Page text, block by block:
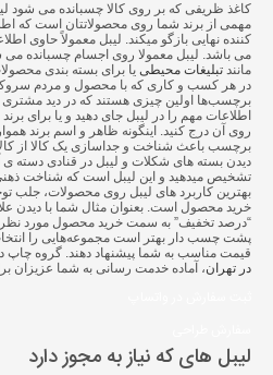
کاغذ ظریفی که بر روی کالا چسبانده می شود
مهمی از برند شما روی محصولاتتان است که
کننده نهایی بازگو میکند. لیبل معمولاً حاوی
می‌ باشد. لیبل معمولا روی اجسام چسبانده می‌
مانند تبلیغات محیطی یا برای بسته بندی
در هر کسب و کاری که با محصول و مردم
برچسب‌ها اولین چیزی هستند که در دید مشتری
اطلاعات مهم را در لیبل جای دهید و یا برای
روی آن درج کنید. اینگونه ظاهر و اسم برند
برچسب باعث شناخت و جداسازی یک کالا از
دیدن بسته های شکلات و لیبل در قنادی دسته
تشخیص میدهید و این لیبل است که شناخت
بهترین کاربرد های لیبل روی محصولات، جلب
خرید محصول است. بعنوان مثال شما با دیدن
“درصد تخفیف” به سمت خرید محصول مورد نظر
پشت چسب دار بهتر است مجموعه‌هایی را
قیمت مناسب به شما پیشنهاد دهند. گروه چاپ
در تهران، آماده خدمت رسانی به شما عزیزان
لیبل های که نیاز به مجوز دارد